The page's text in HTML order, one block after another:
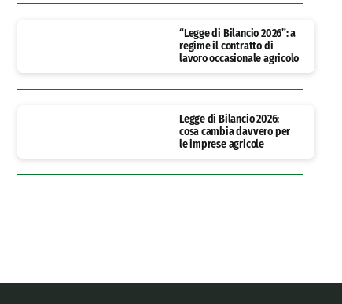
“Legge di Bilancio 2026”: a
regime il contratto di
lavoro occasionale agricolo
Legge di Bilancio 2026:
cosa cambia davvero per
le imprese agricole